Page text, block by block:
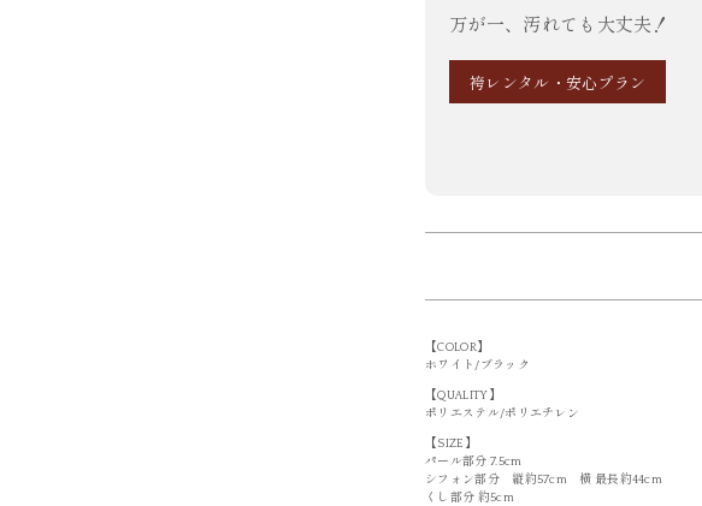
万が一、汚れても大丈夫！
袴レンタル・安心プラン
【COLOR】
ホワイト/ブラック
【QUALITY】
ポリエステル/ポリエチレン
【SIZE】
パール部分 7.5cm
シフォン部分 縦約57cm 横 最長約44cm
くし部分 約5cm